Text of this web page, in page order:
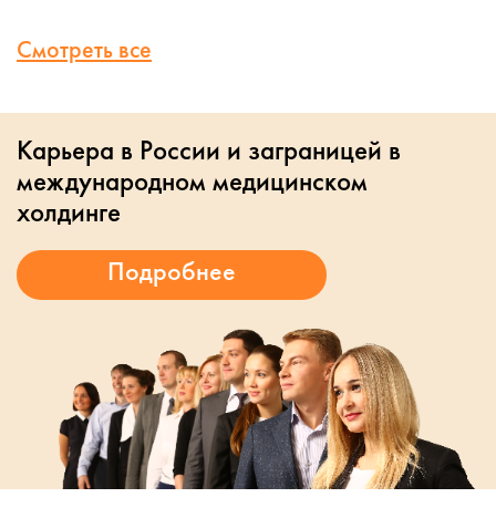
Смотреть все
Карьера в России и заграницей в
международном медицинском
холдинге